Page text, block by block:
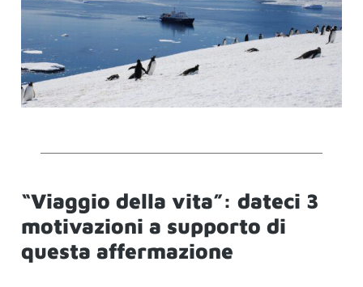
“Viaggio della vita”: dateci 3
motivazioni a supporto di
questa affermazione